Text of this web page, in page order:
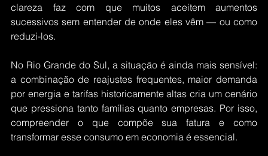
clareza faz com que muitos aceitem aumentos
sucessivos sem entender de onde eles vêm — ou como
reduzi-los.
No Rio Grande do Sul, a situação é ainda mais sensível:
a combinação de reajustes frequentes, maior demanda
por energia e tarifas historicamente altas cria um cenário
que pressiona tanto famílias quanto empresas. Por isso,
compreender o que compõe sua fatura e como
transformar esse consumo em economia é essencial.